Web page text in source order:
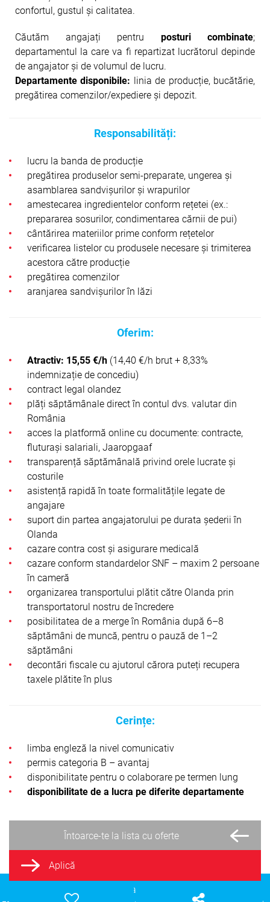
confortul, gustul și calitatea.
Căutăm angajați pentru posturi combinate;
departamentul la care va fi repartizat lucrătorul depinde
de angajator și de volumul de lucru.
Departamente disponibile: linia de producție, bucătărie,
pregătirea comenzilor/expediere și depozit.
Responsabilități:
lucru la banda de producție
pregătirea produselor semi-preparate, ungerea și
asamblarea sandvișurilor și wrapurilor
amestecarea ingredientelor conform rețetei (ex.:
prepararea sosurilor, condimentarea cărnii de pui)
cântărirea materiilor prime conform rețetelor
verificarea listelor cu produsele necesare și trimiterea
acestora către producție
pregătirea comenzilor
aranjarea sandvișurilor în lăzi
Oferim:
Atractiv: 15,55 €/h (14,40 €/h brut + 8,33%
indemnizație de concediu)
contract legal olandez
plăți săptămânale direct în contul dvs. valutar din
România
acces la platformă online cu documente: contracte,
fluturași salariali, Jaaropgaaf
transparență săptămânală privind orele lucrate și
costurile
asistență rapidă în toate formalitățile legate de
angajare
suport din partea angajatorului pe durata șederii în
Olanda
cazare contra cost și asigurare medicală
cazare conform standardelor SNF – maxim 2 persoane
în cameră
organizarea transportului plătit către Olanda prin
transportatorul nostru de încredere
posibilitatea de a merge în România după 6–8
săptămâni de muncă, pentru o pauză de 1–2
săptămâni
decontări fiscale cu ajutorul cărora puteți recupera
taxele plătite în plus
Cerințe:
limba engleză la nivel comunicativ
permis categoria B – avantaj
disponibilitate pentru o colaborare pe termen lung
disponibilitate de a lucra pe diferite departamente
Întoarce-te la lista cu oferte
Aplică
- Munca în Olanda © Copyright